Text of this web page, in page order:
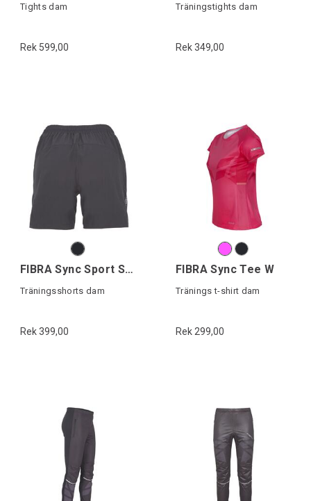
Tights dam
Rek 599,00
Träningstights dam
Rek 349,00
FIBRA Sync Sport Shorts W
Träningsshorts dam
Rek 399,00
FIBRA Sync Tee W
Tränings t-shirt dam
Rek 299,00